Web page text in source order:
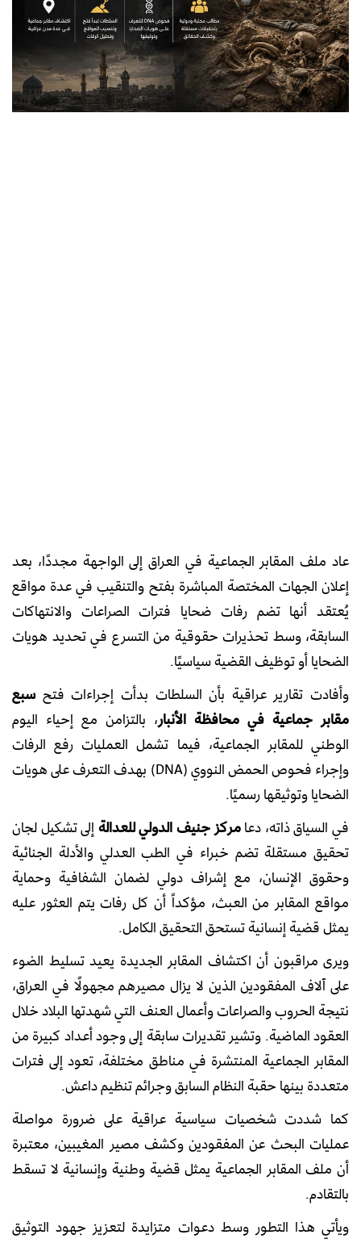
عاد ملف المقابر الجماعية في العراق إلى الواجهة مجددًا، بعد
إعلان الجهات المختصة المباشرة بفتح والتنقيب في عدة مواقع
يُعتقد أنها تضم رفات ضحايا فترات الصراعات والانتهاكات
السابقة، وسط تحذيرات حقوقية من التسرع في تحديد هويات
الضحايا أو توظيف القضية سياسيًا.
وأفادت تقارير عراقية بأن السلطات بدأت إجراءات فتح سبع
مقابر جماعية في محافظة الأنبار، بالتزامن مع إحياء اليوم
الوطني للمقابر الجماعية، فيما تشمل العمليات رفع الرفات
وإجراء فحوص الحمض النووي (DNA) بهدف التعرف على هويات
الضحايا وتوثيقها رسميًا.
في السياق ذاته، دعامركز جنيف الدولي للعدالةإلى تشكيل لجان
تحقيق مستقلة تضم خبراء في الطب العدلي والأدلة الجنائية
وحقوق الإنسان، مع إشراف دولي لضمان الشفافية وحماية
مواقع المقابر من العبث، مؤكداً أن كل رفات يتم العثور عليه
يمثل قضية إنسانية تستحق التحقيق الكامل.
ويرى مراقبون أن اكتشاف المقابر الجديدة يعيد تسليط الضوء
على آلاف المفقودين الذين لا يزال مصيرهم مجهولًا في العراق،
نتيجة الحروب والصراعات وأعمال العنف التي شهدتها البلاد خلال
العقود الماضية. وتشير تقديرات سابقة إلى وجود أعداد كبيرة من
المقابر الجماعية المنتشرة في مناطق مختلفة، تعود إلى فترات
متعددة بينها حقبة النظام السابق وجرائم تنظيم داعش.
كما شددت شخصيات سياسية عراقية على ضرورة مواصلة
عمليات البحث عن المفقودين وكشف مصير المغيبين، معتبرة
أن ملف المقابر الجماعية يمثل قضية وطنية وإنسانية لا تسقط
بالتقادم.
ويأتي هذا التطور وسط دعوات متزايدة لتعزيز جهود التوثيق